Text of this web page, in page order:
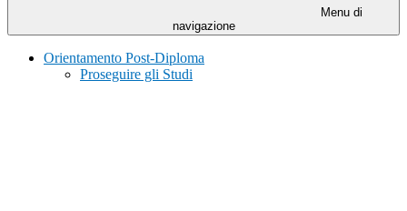
Menu di
navigazione
Orientamento Post-Diploma
Proseguire gli Studi